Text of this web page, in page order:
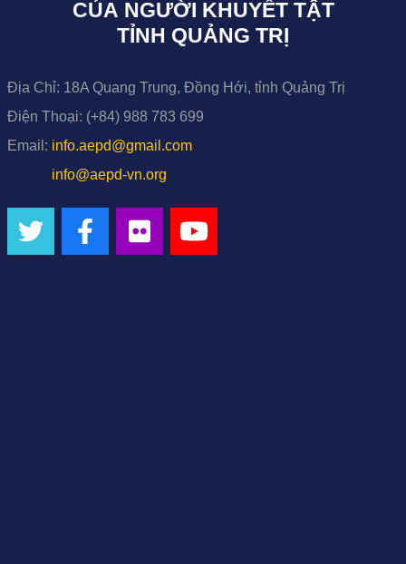
CỦA NGƯỜI KHUYẾT TẬT
TỈNH QUẢNG TRỊ
Địa Chỉ: 18A Quang Trung, Đồng Hới, tỉnh Quảng Trị
Điện Thoại: (+84) 988 783 699
Email: info.aepd@gmail.com
info@aepd-vn.org